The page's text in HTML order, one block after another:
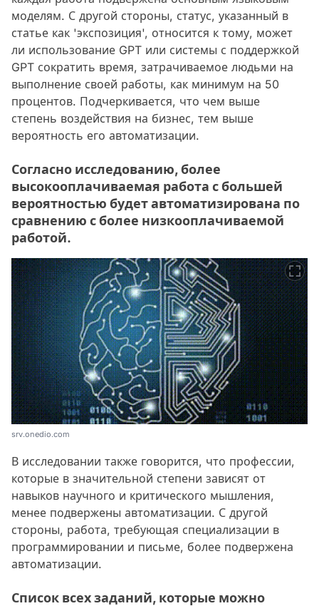
моделям. С другой стороны, статус, указанный в
статье как 'экспозиция', относится к тому, может
ли использование GPT или системы с поддержкой
GPT сократить время, затрачиваемое людьми на
выполнение своей работы, как минимум на 50
процентов. Подчеркивается, что чем выше
степень воздействия на бизнес, тем выше
вероятность его автоматизации.
Согласно исследованию, более
высокооплачиваемая работа с большей
вероятностью будет автоматизирована по
сравнению с более низкооплачиваемой
работой.
srv.onedio.com
В исследовании также говорится, что профессии,
которые в значительной степени зависят от
навыков научного и критического мышления,
менее подвержены автоматизации. С другой
стороны, работа, требующая специализации в
программировании и письме, более подвержена
автоматизации.
Список всех заданий, которые можно